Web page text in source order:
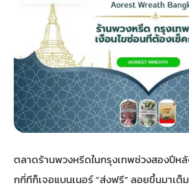
ดอกไม้หน้างานศพ
ดอกไม้หน้าโลง
จัดดอกไม้หน้ารูป
จัดดอกไม้หน้าโลง
ดอกไม้พวงหรีด
พวงหรีดปทุม
พวงหรีดพระราม 2
พวงหรีด ปากคลองตลาด
กไม้หน้าเมรุ
น้าเมรุ ราคา
มรุ กรุงเทพ
หน้าเมรุ
อกไม้งานแต่ง
ดอกไม้งานแต่ง
ไม้งานแต่ง แบบสวยๆ
พวงหรีดพัดลม ส่งด่วน
สั่งพวงหรีดพัดลม
ร้านพวงหรีดพัดลม
พวงหรีดพัดลม ปากคลองตลาด
แพ็คเกจจัดงานศพ
ค่าใช้จ่ายจัดงานศพ
จัดงานศพ วัด
ขั้นตอนจัดงานศพ
ตลาดร้านพวงหรีดในกรุงเทพช่วงสองปีห
กกี่ทีก็เจอแบนเนอร์ “ส่งฟรี” ลอยขึ้นมาเต็